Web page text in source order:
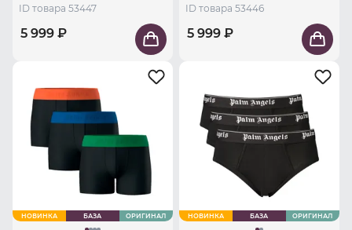
ID товара 53447
5 999 ₽
ID товара 53446
5 999 ₽
НОВИНКА БАЗА ОРИГИНАЛ НОВИНКА БАЗА ОРИГИНАЛ